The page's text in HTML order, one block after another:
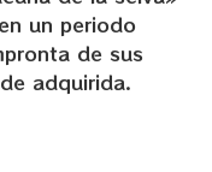
un periodo
de sus
adquirida.